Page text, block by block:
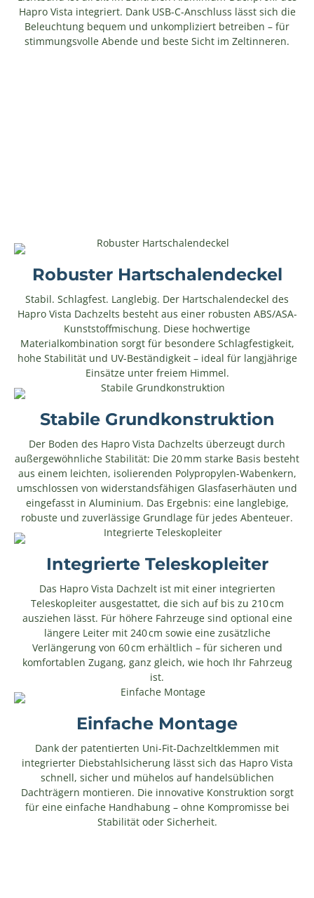
Hapro Vista integriert. Dank USB-C-Anschluss lässt sich die
Beleuchtung bequem und unkompliziert betreiben – für
stimmungsvolle Abende und beste Sicht im Zeltinneren.
Robuster Hartschalendeckel
Stabil. Schlagfest. Langlebig. Der Hartschalendeckel des
Hapro Vista Dachzelts besteht aus einer robusten ABS/ASA-
Kunststoffmischung. Diese hochwertige
Materialkombination sorgt für besondere Schlagfestigkeit,
hohe Stabilität und UV-Beständigkeit – ideal für langjährige
Einsätze unter freiem Himmel.
Stabile Grundkonstruktion
Der Boden des Hapro Vista Dachzelts überzeugt durch
außergewöhnliche Stabilität: Die 20 mm starke Basis besteht
aus einem leichten, isolierenden Polypropylen-Wabenkern,
umschlossen von widerstandsfähigen Glasfaserhäuten und
eingefasst in Aluminium. Das Ergebnis: eine langlebige,
robuste und zuverlässige Grundlage für jedes Abenteuer.
Integrierte Teleskopleiter
Das Hapro Vista Dachzelt ist mit einer integrierten
Teleskopleiter ausgestattet, die sich auf bis zu 210 cm
ausziehen lässt. Für höhere Fahrzeuge sind optional eine
längere Leiter mit 240 cm sowie eine zusätzliche
Verlängerung von 60 cm erhältlich – für sicheren und
komfortablen Zugang, ganz gleich, wie hoch Ihr Fahrzeug
ist.
Einfache Montage
Dank der patentierten Uni-Fit-Dachzeltklemmen mit
integrierter Diebstahlsicherung lässt sich das Hapro Vista
schnell, sicher und mühelos auf handelsüblichen
Dachträgern montieren. Die innovative Konstruktion sorgt
für eine einfache Handhabung – ohne Kompromisse bei
Stabilität oder Sicherheit.